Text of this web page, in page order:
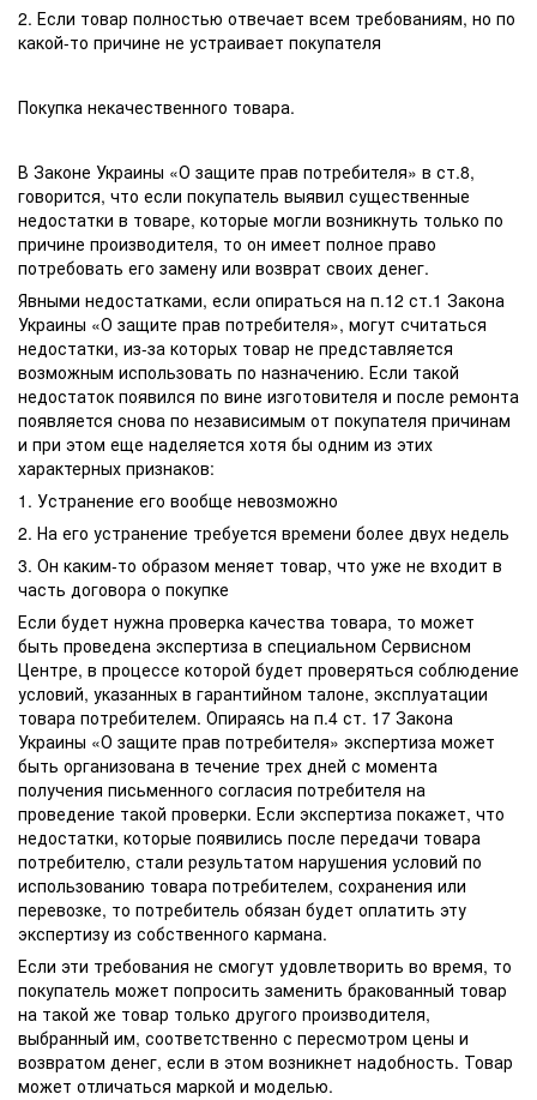
2. Если товар полностью отвечает всем требованиям, но по
какой-то причине не устраивает покупателя
Покупка некачественного товара.
В Законе Украины «О защите прав потребителя» в ст.8,
говорится, что если покупатель выявил существенные
недостатки в товаре, которые могли возникнуть только по
причине производителя, то он имеет полное право
потребовать его замену или возврат своих денег.
Явными недостатками, если опираться на п.12 ст.1 Закона
Украины «О защите прав потребителя», могут считаться
недостатки, из-за которых товар не представляется
возможным использовать по назначению. Если такой
недостаток появился по вине изготовителя и после ремонта
появляется снова по независимым от покупателя причинам
и при этом еще наделяется хотя бы одним из этих
характерных признаков:
1. Устранение его вообще невозможно
2. На его устранение требуется времени более двух недель
3. Он каким-то образом меняет товар, что уже не входит в
часть договора о покупке
Если будет нужна проверка качества товара, то может
быть проведена экспертиза в специальном Сервисном
Центре, в процессе которой будет проверяться соблюдение
условий, указанных в гарантийном талоне, эксплуатации
товара потребителем. Опираясь на п.4 ст. 17 Закона
Украины «О защите прав потребителя» экспертиза может
быть организована в течение трех дней с момента
получения письменного согласия потребителя на
проведение такой проверки. Если экспертиза покажет, что
недостатки, которые появились после передачи товара
потребителю, стали результатом нарушения условий по
использованию товара потребителем, сохранения или
перевозке, то потребитель обязан будет оплатить эту
экспертизу из собственного кармана.
Если эти требования не смогут удовлетворить во время, то
покупатель может попросить заменить бракованный товар
на такой же товар только другого производителя,
выбранный им, соответственно с пересмотром цены и
возвратом денег, если в этом возникнет надобность. Товар
может отличаться маркой и моделью.